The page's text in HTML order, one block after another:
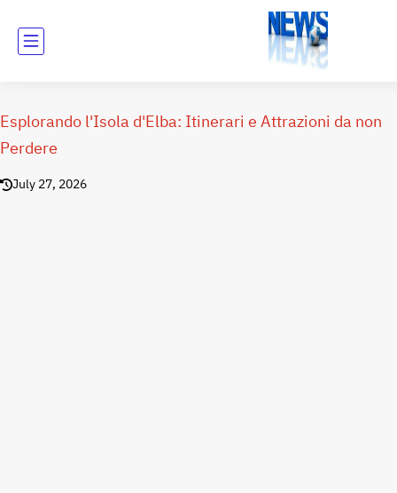
Esplorando l'Isola d'Elba: Itinerari e Attrazioni da non
Perdere
July 27, 2026